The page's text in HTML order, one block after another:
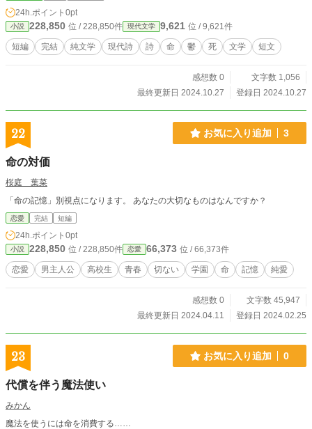
24h.ポイント 0pt
小説 228,850 位 / 228,850件 現代文学 9,621 位 / 9,621件
短編 完結 純文学 現代詩 詩 命 鬱 死 文学 短文
感想数 0
文字数 1,056
最終更新日 2024.10.27
登録日 2024.10.27
22 お気に入り追加 3
命の対価
桜庭 葉菜
「命の記憶」別視点になります。 あなたの大切なものはなんですか？
恋愛 完結 短編
24h.ポイント 0pt
小説 228,850 位 / 228,850件 恋愛 66,373 位 / 66,373件
恋愛 男主人公 高校生 青春 切ない 学園 命 記憶 純愛
感想数 0
文字数 45,947
最終更新日 2024.04.11
登録日 2024.02.25
23 お気に入り追加 0
代償を伴う魔法使い
みかん
魔法を使うには命を消費する……